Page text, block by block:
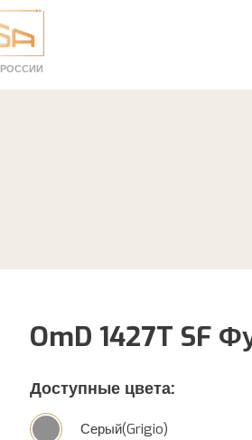
OmD 1427T SF
Доступные цвета:
Серый(Grigio)